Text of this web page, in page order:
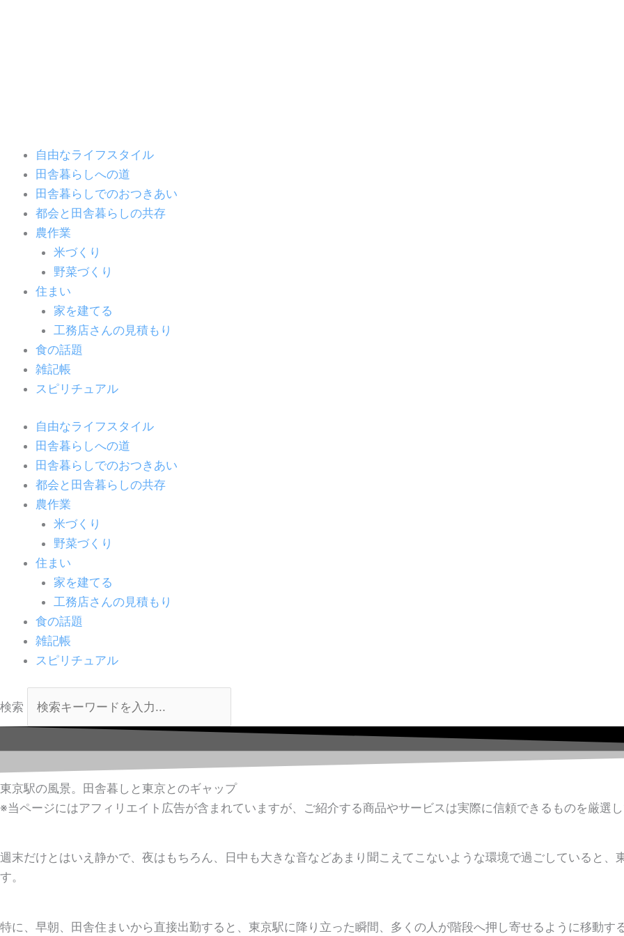
自由なライフスタイル
田舎暮らしへの道
田舎暮らしでのおつきあい
都会と田舎暮らしの共存
農作業
米づくり
野菜づくり
住まい
家を建てる
工務店さんの見積もり
食の話題
雑記帳
スピリチュアル
自由なライフスタイル
田舎暮らしへの道
田舎暮らしでのおつきあい
都会と田舎暮らしの共存
農作業
米づくり
野菜づくり
住まい
家を建てる
工務店さんの見積もり
食の話題
雑記帳
スピリチュアル
検索
東京駅の風景。田舎暮しと東京とのギャップ
※当ページにはアフィリエイト広告が含まれていますが、ご紹介する商品やサービスは実際に信頼できるものを厳選
週末だけとはいえ静かで、夜はもちろん、日中も大きな音などあまり聞こえてこないような環境で過ごしていると
す。
特に、早朝、田舎住まいから直接出勤すると、東京駅に降り立った瞬間、多くの人が階段へ押し寄せるように移動